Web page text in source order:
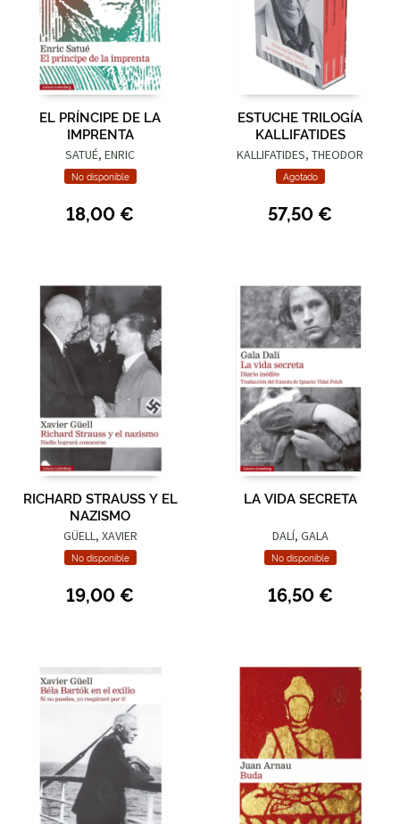
EL PRÍNCIPE DE LA
IMPRENTA
SATUÉ, ENRIC
No disponible
18,00 €
ESTUCHE TRILOGÍA
KALLIFATIDES
KALLIFATIDES, THEODOR
Agotado
57,50 €
RICHARD STRAUSS Y EL
NAZISMO
GÜELL, XAVIER
No disponible
19,00 €
LA VIDA SECRETA
DALÍ, GALA
No disponible
16,50 €